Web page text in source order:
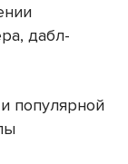
дабл-
популярной